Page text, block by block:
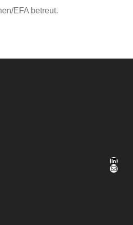
EFA betreut.
LinkedIn
E-Mail